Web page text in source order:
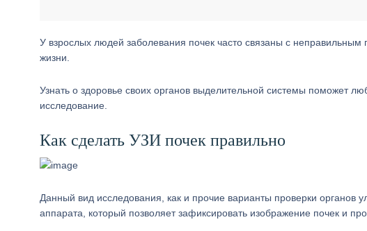
У взрослых людей заболевания почек часто связаны с
жизни.
Узнать о здоровье своих органов выделительной системы поможет
исследование.
Как сделать УЗИ почек правильно
Данный вид исследования, как и прочие варианты проверки органов
аппарата, который позволяет зафиксировать изображение почек и